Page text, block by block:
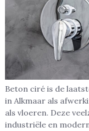
Beton ciré is de
in Alkmaar als
als vloeren. Deze
industriële en